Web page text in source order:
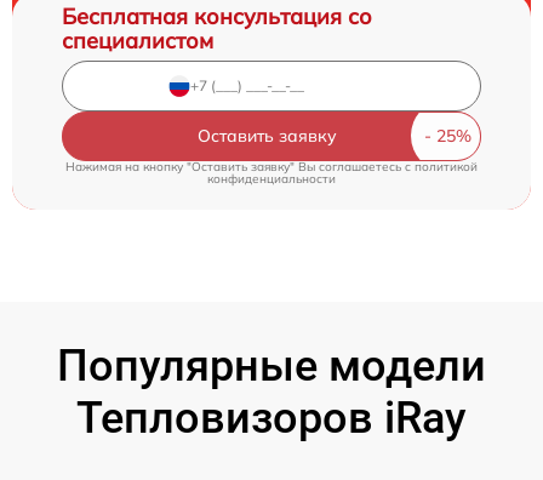
Бесплатная консультация со
специалистом
Оставить заявку
Нажимая на кнопку "Оставить заявку" Вы соглашаетесь cполитикой
конфиденциальности
Популярные модели
Тепловизоров iRay